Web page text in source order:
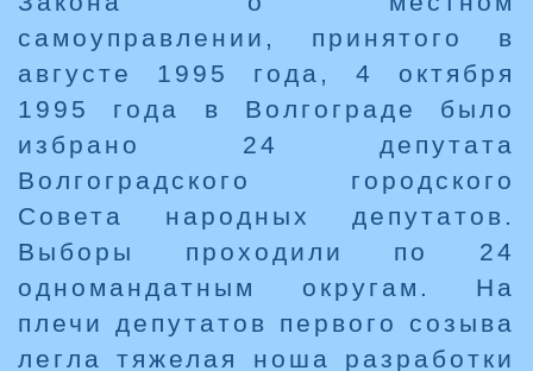
самоуправлении, принятого в
августе 1995 года, 4 октября
1995 года в Волгограде было
избрано 24 депутата
Волгоградского городского
Совета народных депутатов.
Выборы проходили по 24
одномандатным округам. На
плечи депутатов первого созыва
легла тяжелая ноша разработки